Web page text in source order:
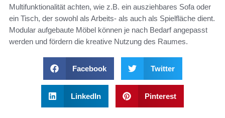
Multifunktionalität achten, wie z.B. ein ausziehbares Sofa oder
ein Tisch, der sowohl als Arbeits- als auch als Spielfläche dient.
Modular aufgebaute Möbel können je nach Bedarf angepasst
werden und fördern die kreative Nutzung des Raumes.
Facebook Twitter
LinkedIn Pinterest